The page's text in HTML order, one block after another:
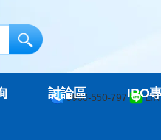
0960-550-797
討論區 IPO